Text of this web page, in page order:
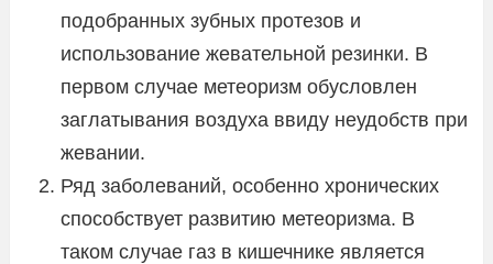
подобранных зубных протезов и
использование жевательной резинки. В
первом случае метеоризм обусловлен
заглатывания воздуха ввиду неудобств при
жевании.
Ряд заболеваний, особенно хронических
способствует развитию метеоризма. В
таком случае газ в кишечнике является